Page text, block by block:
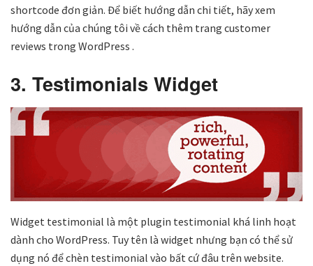
shortcode đơn giản. Để biết hướng dẫn chi tiết, hãy xem
hướng dẫn của chúng tôi về cách thêm trang customer
reviews trong WordPress .
3. Testimonials Widget
Widget testimonial là một plugin testimonial khá linh hoạt
dành cho WordPress. Tuy tên là widget nhưng bạn có thể sử
dụng nó để chèn testimonial vào bất cứ đâu trên website.